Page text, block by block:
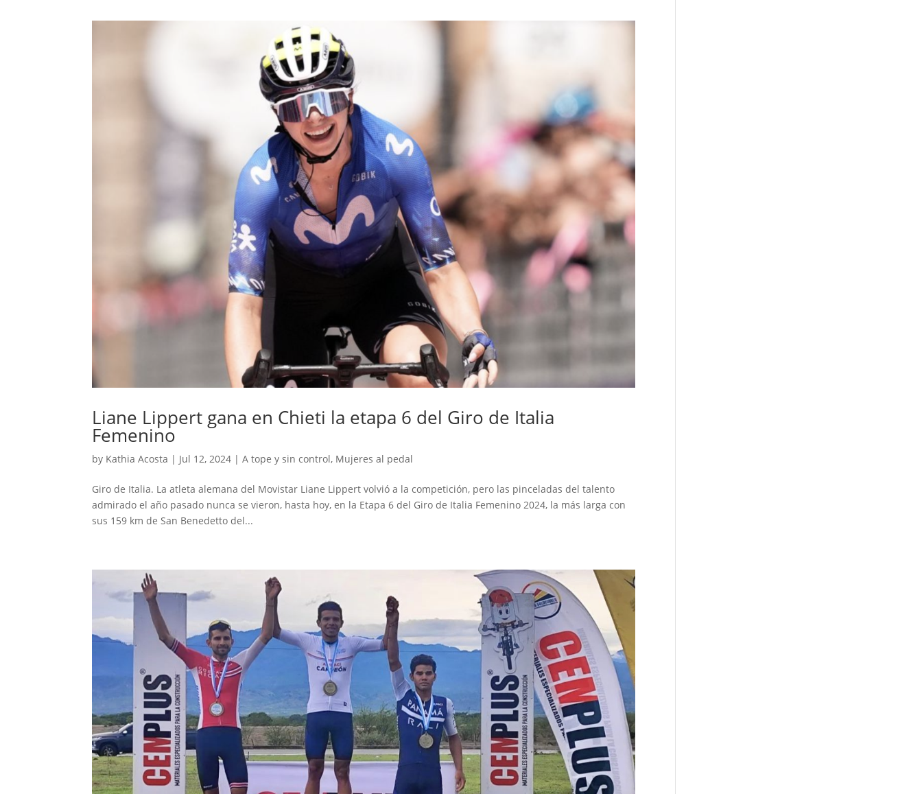
Liane Lippert gana en Chieti la etapa 6 del Giro de Italia
Femenino
by Kathia Acosta | Jul 12, 2024 |A tope y sin control, Mujeres al pedal
Giro de Italia. La atleta alemana del Movistar Liane Lippert volvió a la competición, pero las pinceladas del talento
admirado el año pasado nunca se vieron, hasta hoy, en la Etapa 6 del Giro de Italia Femenino 2024, la más larga con
sus 159 km de San Benedetto del...